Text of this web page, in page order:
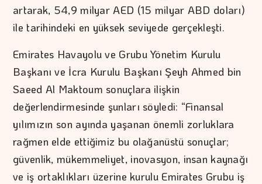
artarak, 54,9 milyar AED (15 milyar ABD doları)
ile tarihindeki en yüksek seviyede gerçekleşti.
Emirates Havayolu ve Grubu Yönetim Kurulu
Başkanı ve İcra Kurulu Başkanı Şeyh Ahmed bin
Saeed Al Maktoum sonuçlara ilişkin
değerlendirmesinde şunları söyledi: “Finansal
yılımızın son ayında yaşanan önemli zorluklara
rağmen elde ettiğimiz bu olağanüstü sonuçlar;
güvenlik, mükemmeliyet, inovasyon, insan kaynağı
ve iş ortaklıkları üzerine kurulu Emirates Grubu iş